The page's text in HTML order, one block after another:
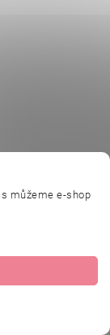
ochrany
škola |
můžeme e-shop